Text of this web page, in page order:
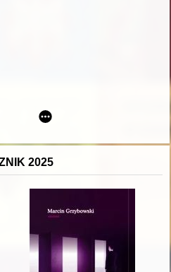
podlaskiego. Cz. 2,
2025